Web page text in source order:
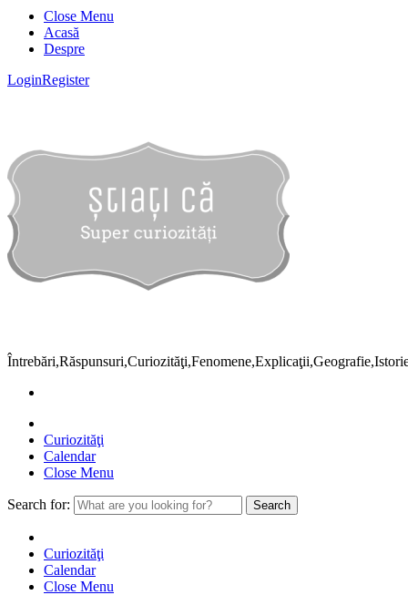
Close Menu
Acasă
Despre
LoginRegister
Curiozităţi
Calendar
Close Menu
Search for:
Curiozităţi
Calendar
Close Menu